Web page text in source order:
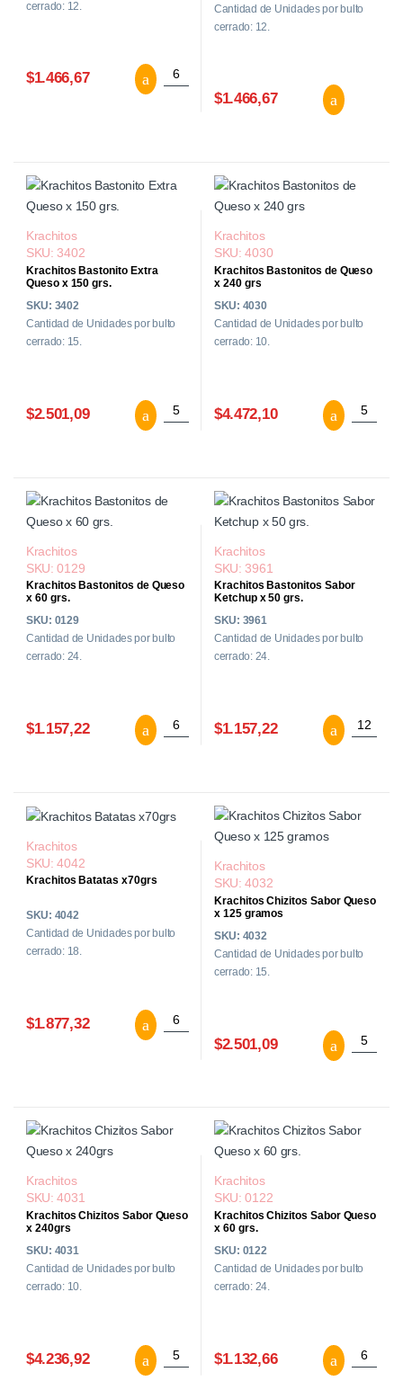
cerrado: 12.
$1.466,67 Good Show Papas Fritas Sabor
Cantidad de Unidades por bulto
cerrado: 12.
$1.466,67
Krachitos
SKU: 3402
Krachitos Bastonito Extra
Queso x 150 grs.
SKU: 3402
Cantidad de Unidades por bulto
cerrado: 15.
$2.501,09 Krachitos Bastonito Extra Queso x 150
Krachitos
SKU: 4030
Krachitos Bastonitos de Queso
x 240 grs
SKU: 4030
Cantidad de Unidades por bulto
cerrado: 10.
$4.472,10
Krachitos
SKU: 0129
Krachitos Bastonitos de Queso
x 60 grs.
SKU: 0129
Cantidad de Unidades por bulto
cerrado: 24.
$1.157,22 Krachitos Bastonitos de Queso x 60
Krachitos
SKU: 3961
Krachitos Bastonitos Sabor
Ketchup x 50 grs.
SKU: 3961
Cantidad de Unidades por bulto
cerrado: 24.
$1.157,22
Krachitos
SKU: 4042
Krachitos Batatas x70grs
SKU: 4042
Cantidad de Unidades por bulto
cerrado: 18.
$1.877,32 Krachitos Batatas x70grs cantidad
Krachitos
SKU: 4032
Krachitos Chizitos Sabor Queso
x 125 gramos
SKU: 4032
Cantidad de Unidades por bulto
cerrado: 15.
$2.501,09
Krachitos
SKU: 4031
Krachitos Chizitos Sabor Queso
x 240grs
SKU: 4031
Cantidad de Unidades por bulto
cerrado: 10.
$4.236,92 Krachitos Chizitos Sabor Queso x
Krachitos
SKU: 0122
Krachitos Chizitos Sabor Queso
x 60 grs.
SKU: 0122
Cantidad de Unidades por bulto
cerrado: 24.
$1.132,66